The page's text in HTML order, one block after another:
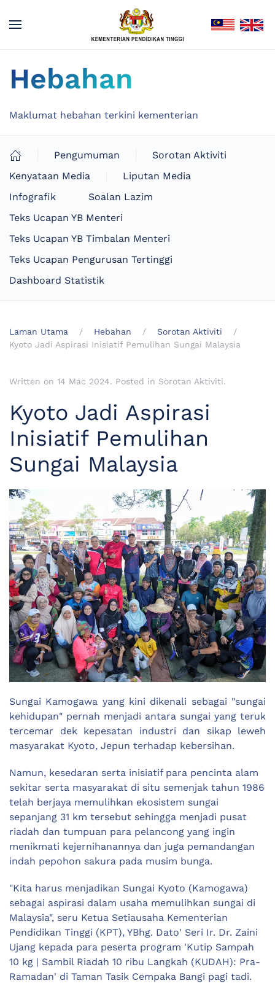
Hebahan
Maklumat hebahan terkini kementerian
Pengumuman
Sorotan Aktiviti
Kenyataan Media
Liputan Media
Infografik
Soalan Lazim
Teks Ucapan YB Menteri
Teks Ucapan YB Timbalan Menteri
Teks Ucapan Pengurusan Tertinggi
Dashboard Statistik
Laman Utama Hebahan
Sorotan Aktiviti
Kyoto Jadi Aspirasi Inisiatif Pemulihan Sungai Malaysia
Written on 14 Mac 2024. Posted in Sorotan Aktiviti.
Kyoto Jadi Aspirasi
Inisiatif Pemulihan
Sungai Malaysia
Sungai Kamogawa yang kini dikenali sebagai "sungai
kehidupan" pernah menjadi antara sungai yang teruk
tercemar dek kepesatan industri dan sikap leweh
masyarakat Kyoto, Jepun terhadap kebersihan.
Namun, kesedaran serta inisiatif para pencinta alam
sekitar serta masyarakat di situ semenjak tahun 1986
telah berjaya memulihkan ekosistem sungai
sepanjang 31 km tersebut sehingga menjadi pusat
riadah dan tumpuan para pelancong yang ingin
menikmati kejernihanannya dan juga pemandangan
indah pepohon sakura pada musim bunga.
"Kita harus menjadikan Sungai Kyoto (Kamogawa)
sebagai aspirasi dalam usaha memulihkan sungai di
Malaysia", seru Ketua Setiausaha Kementerian
Pendidikan Tinggi (KPT), YBhg. Dato' Seri Ir. Dr. Zaini
Ujang kepada para peserta program 'Kutip Sampah
10 kg | Sambil Riadah 10 ribu Langkah (KUDAH): Pra-
Ramadan' di Taman Tasik Cempaka Bangi pagi tadi.